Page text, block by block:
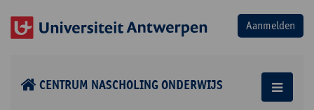
CENTRUM NASCHOLING ONDERWIJS